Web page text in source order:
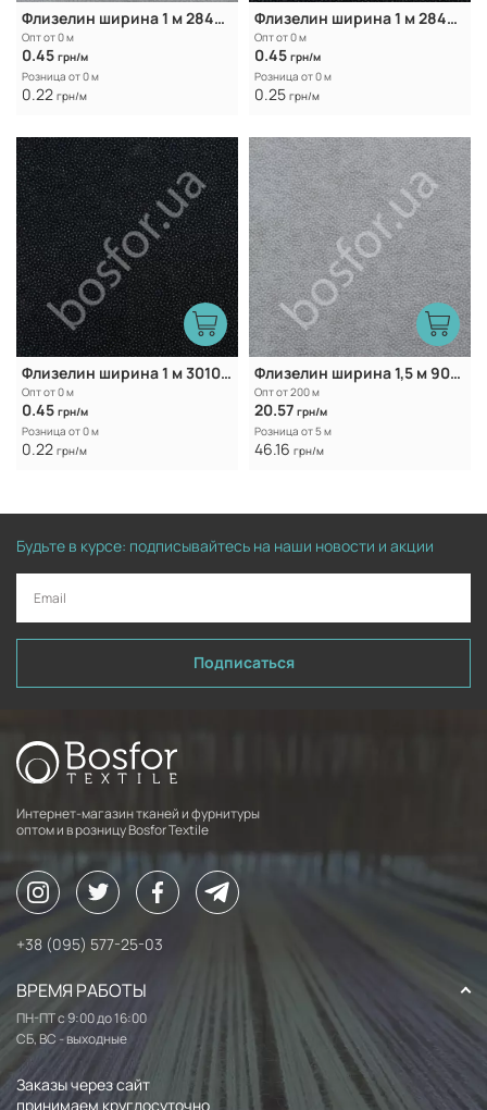
Флизелин ширина 1 м 2840-2 Whire
Опт от 0 м
0.45 грн/м
Розница от 0 м
0.22 грн/м
Флизелин ширина 1 м 2840-2 Black
Опт от 0 м
0.45 грн/м
Розница от 0 м
0.25 грн/м
Флизелин ширина 1 м 3010 Black
Опт от 0 м
0.45 грн/м
Розница от 0 м
0.22 грн/м
Флизелин ширина 1,5 м 9025 White
Опт от 200 м
20.57 грн/м
Розница от 5 м
46.16 грн/м
Будьте в курсе: подписывайтесь на наши новости и акции
Подписаться
Интернет-магазин тканей и фурнитуры
оптом и в розницу Bosfor Textile
+38 (095) 577-25-03
ВРЕМЯ РАБОТЫ
ПН-ПТ с 9:00 до 16:00
СБ, ВС - выходные
Заказы через сайт
принимаем круглосуточно